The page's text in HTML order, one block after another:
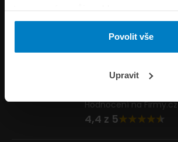
tomu prosím svůj souhlas.
Povolit vše
Upravit
Formuláře
Napište nám
Hodnocení na Firmy.cz
4,4 z 5